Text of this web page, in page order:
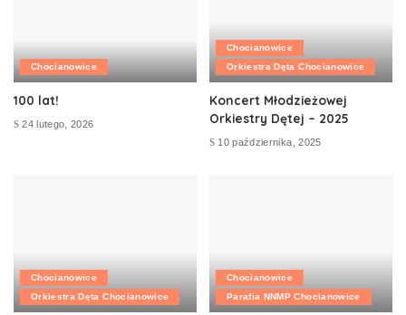
Chocianowice
100 lat!
24 lutego, 2026
Chocianowice
Orkiestra Dęta Chocianowice
Koncert Młodzieżowej
Orkiestry Dętej – 2025
10 października, 2025
Chocianowice
Orkiestra Dęta Chocianowice
Chocianowice
Parafia NNMP Chocianowice